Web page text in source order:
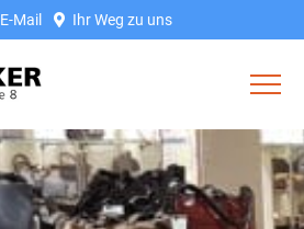
E-Mail Ihr Weg zu uns